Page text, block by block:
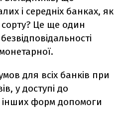
і середніх банках, як
сорту? Це ще один
для всіх банків при
у доступі до
форм допомоги